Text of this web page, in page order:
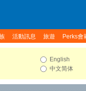
活動訊息 旅遊 Perks會
English
中文简体